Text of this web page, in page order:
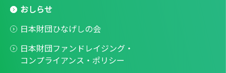
おしらせ
日本財団ひなげしの会
日本財団ファンドレイジング・
コンプライアンス・ポリシー